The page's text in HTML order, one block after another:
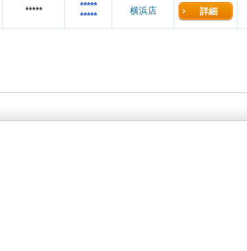
*****
*****
*****
横浜店 詳細